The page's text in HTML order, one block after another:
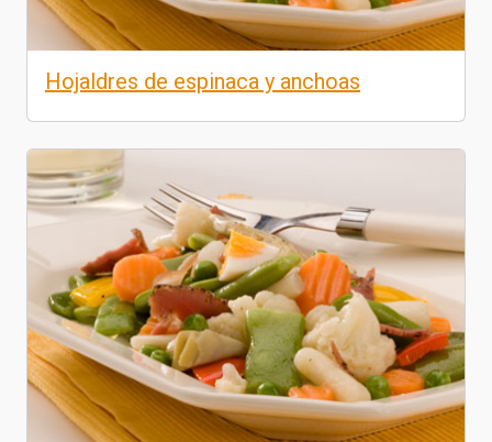
Hojaldres de espinaca y anchoas